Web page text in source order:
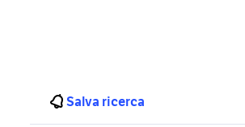
Salva ricerca